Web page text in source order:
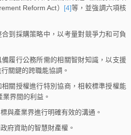
Reform Act） [4]等，並強調六項核
到採購策略中，以考量對競爭力和可負
履行公務所需的相關智財知識，以支援
關鍵的跨職能協調。
關授權進行特別協商，相較標準授權能
界間的利益。
與產業界進行明確有效的溝通。
府資助的智慧財產權。